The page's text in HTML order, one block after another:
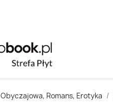
Obyczajowa, Romans, Erotyka